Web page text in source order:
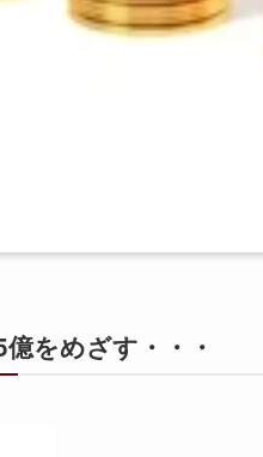
をめざす・・・